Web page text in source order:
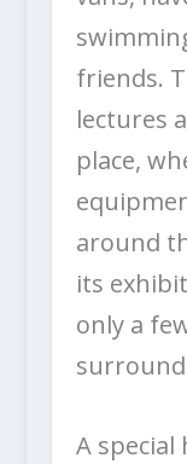
friends.
lectures
place,
around
its
only a
A special